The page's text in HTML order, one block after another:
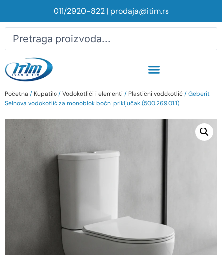
011/2920-822| prodaja@itim.rs
Početna / Kupatilo/Vodokotlići i elementi / Plastični vodokotlić / Geberit
Selnova vodokotlić za monoblok bočni priključak (500.269.01.1)